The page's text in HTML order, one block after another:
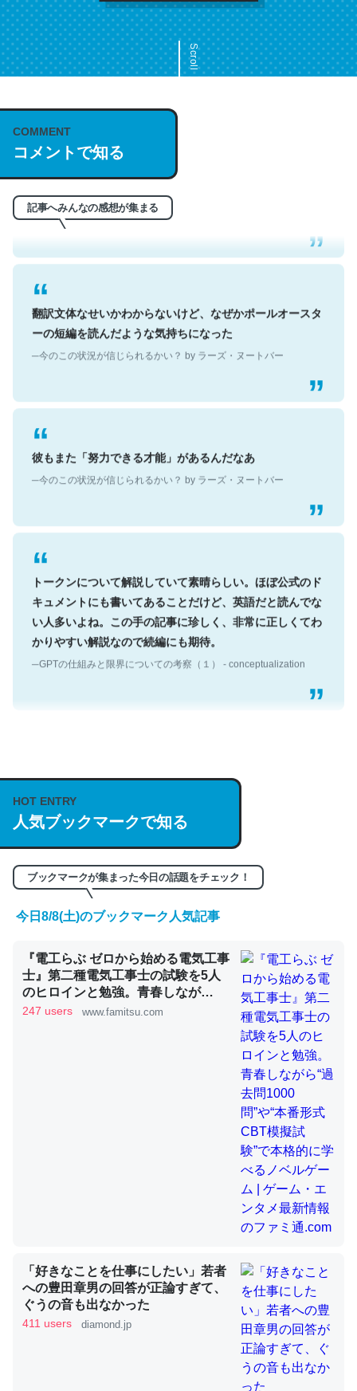
Scroll
COMMENT
コメントで知る
記事へみんなの感想が集まる
これは名文。彼はとてもクレバーなんだろうなと凄く思
う。英語少しでも読める人は原文もお勧め。自分はこの流
れ好き。Let’s Fucking Go. Then Covid hit. Shit.
─今のこの状況が信じられるかい？ by ラーズ・ヌートバー
翻訳文体なせいかわからないけど、なぜかポールオースタ
ーの短編を読んだような気持ちになった
彼もまた「努力できる才能」があるんだなあ
トークンについて解説していて素晴らしい。ほぼ公式のド
キュメントにも書いてあることだけど、英語だと読んでな
い人多いよね。この手の記事に珍しく、非常に正しくてわ
かりやすい解説なので続編にも期待。
説してる記事が少ないので貴重な良記事。/続編来た
https://isobe324649.hatenablog.com/entry/2023/03/27
/064121
─GPTの仕組みと限界についての考察（１） - conceptualization
くらい。小説でいう「ずっと前の伏線」は回収されないけ
ど、短期記憶というには多い分量。進化すればするほど分
かりやすく強くなりそう
─GPTの仕組みと限界についての考察（１） - conceptualization
昆虫ってカルシウム少ないのか。知らんかった。調べたら
コオロギのカルシウム分はエビの600分の1程度。
─ニュース :: 【研究発表】昆虫学の大問題＝「昆虫はなぜ海にいな
論文では「淡水はカルシウムも酸素も不足してて両方に不
利だから両方が拮抗してるのでは」とあって面白い。海に
いる鋏角類（カブトガニ・ウミグモ）はカルシウムを使わ
ずキチンを強化してる筈だが、酵素が違うのか？
─ニュース :: 【研究発表】昆虫学の大問題＝「昆虫はなぜ海にいな
HOT ENTRY
人気ブックマークで知る
ブックマークが集まった今日の話題をチェック！
今日8/8(土)のブックマーク人気記事
『電工らぶ ゼロから始める電気工事
士』第二種電気工事士の試験を5人
のヒロインと勉強。青春しなが
ら“過去問1000問”や“本番形式CBT
247 users www.famitsu.com
「好きなことを仕事にしたい」若者
への豊田章男の回答が正論すぎて、
ぐうの音も出なかった
411 users diamond.jp